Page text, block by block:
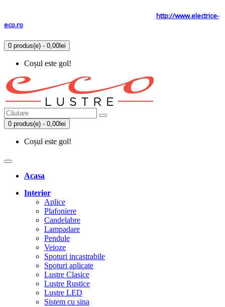
http://www.electrice-
eco.ro
0 produs(e) - 0,00lei
Coșul este gol!
0 produs(e) - 0,00lei
Coșul este gol!
Acasa
Interior
Aplice
Plafoniere
Candelabre
Lampadare
Pendule
Veioze
Spoturi incastrabile
Spoturi aplicate
Lustre Clasice
Lustre Rustice
Lustre LED
Sistem cu sina